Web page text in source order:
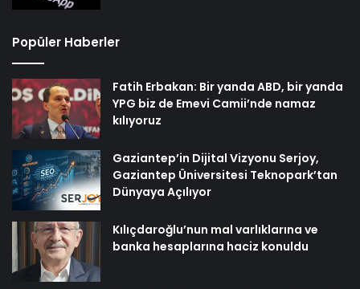
Popüler Haberler
Fatih Erbakan: Bir yanda ABD, bir yanda
YPG biz de Emevi Camii’nde namaz
kılıyoruz
Gaziantep’in Dijital Vizyonu Serjoy,
Gaziantep Üniversitesi Teknopark’tan
Dünyaya Açılıyor
Kılıçdaroğlu’nun mal varlıklarına ve
banka hesaplarına haciz konuldu